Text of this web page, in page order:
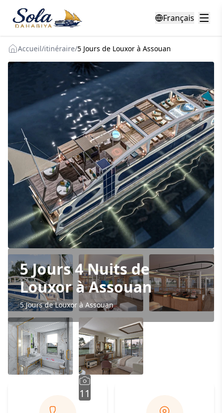
Français
Accueil/itinéraire/5 Jours de Louxor à Assouan
5 Jours 4 Nuits de
Louxor à Assouan
5 Jours de Louxor à Assouan
11